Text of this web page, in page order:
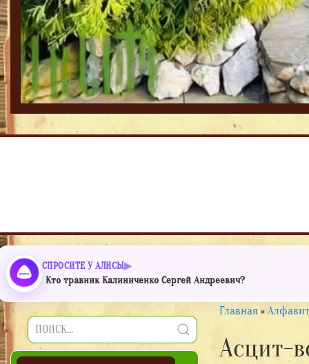
СПРОСИТЕ У АЛИСЫ
Кто травник Калиниченко Сергей Андреевич?
Главная »
Асцит-